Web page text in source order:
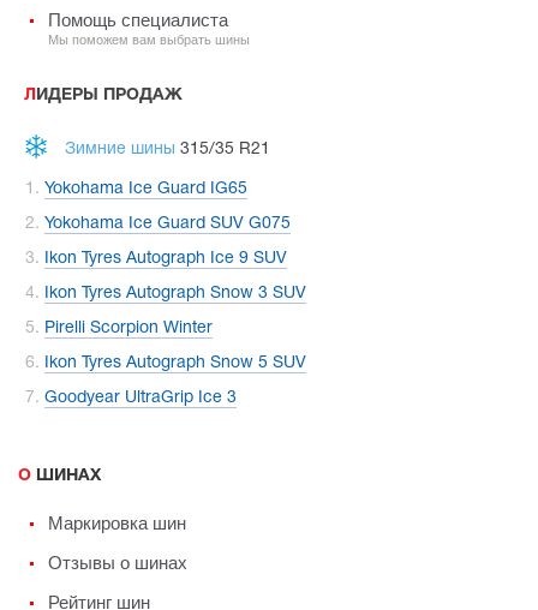
Помощь специалиста
Мы поможем вам выбрать шины
ЛИДЕРЫ ПРОДАЖ
Зимние шины 315/35 R21
Yokohama Ice Guard IG65
Yokohama Ice Guard SUV G075
Ikon Tyres Autograph Ice 9 SUV
Ikon Tyres Autograph Snow 3 SUV
Pirelli Scorpion Winter
Ikon Tyres Autograph Snow 5 SUV
Goodyear UltraGrip Ice 3
О ШИНАХ
Маркировка шин
Отзывы о шинах
Рейтинг шин